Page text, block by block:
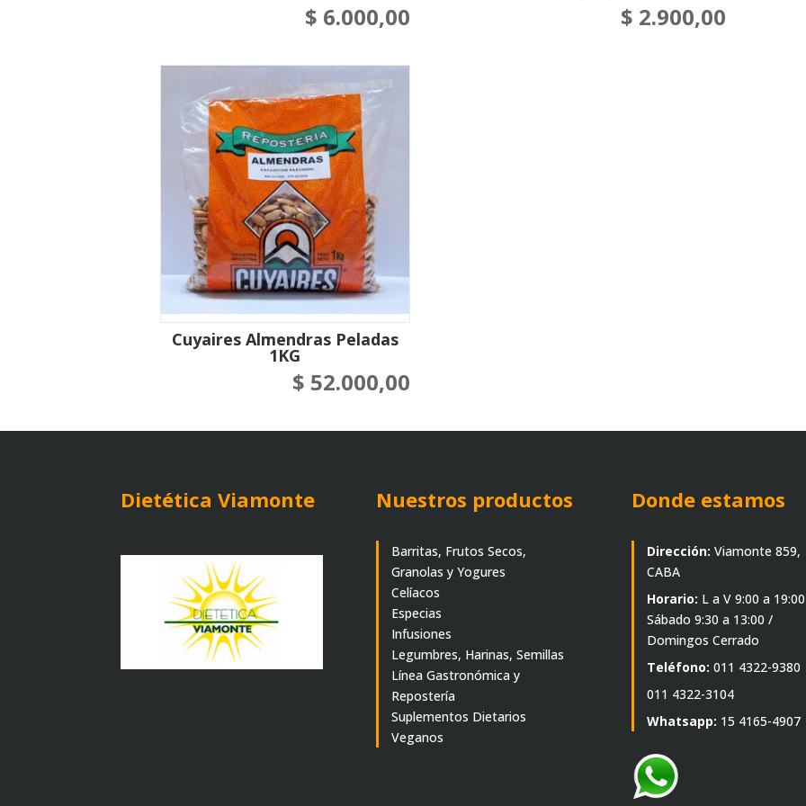
$ 6.000,00 $ 2.900,00
Cuyaires Almendras Peladas
1KG
$ 52.000,00
Dietética Viamonte Nuestros productos
Barritas, Frutos Secos,
Granolas y Yogures
Celíacos
Especias
Infusiones
Legumbres, Harinas, Semillas
Línea Gastronómica y
Repostería
Suplementos Dietarios
Veganos
Donde estamos
Dirección: Viamonte 859,
CABA
Horario: L a V 9:00 a
Sábado 9:30 a 13:00 /
Domingos Cerrado
Teléfono: 011 4322-9380
011 4322-3104
Whatsapp: 15 4165-4907